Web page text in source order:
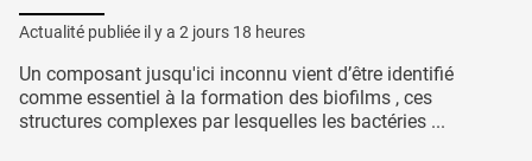
Actualité publiée il y a 2 jours 18 heures
Un composant jusqu'ici inconnu vient d’être identifié
comme essentiel à la formation des biofilms , ces
structures complexes par lesquelles les bactéries ...